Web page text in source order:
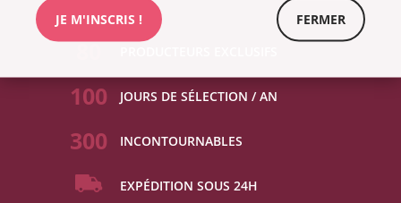
80
100 JOURS DE SÉLECTION / AN
300 INCONTOURNABLES
EXPÉDITION SOUS 24H
JE M'INSCRIS ! FERMER